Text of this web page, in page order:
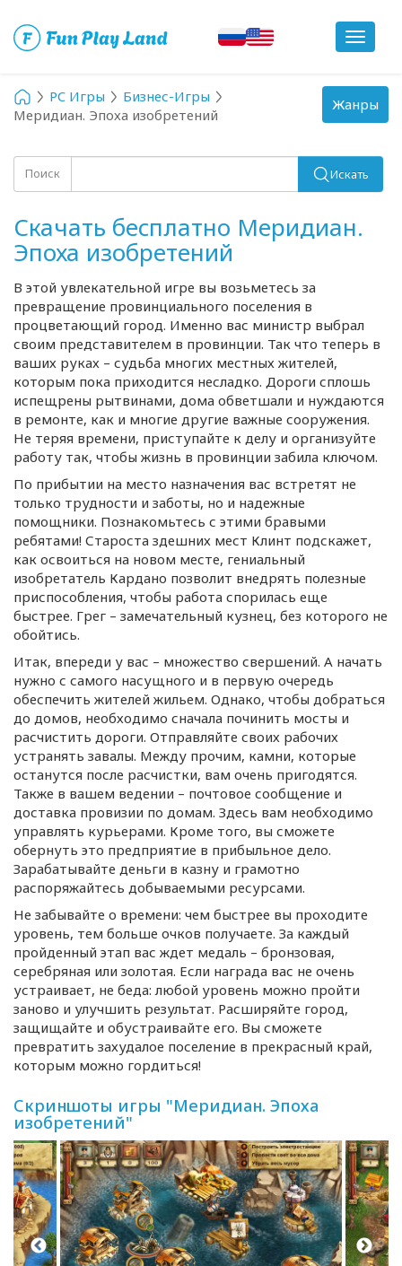
Toggle
PC Игры
Бизнес-Игры
Меридиан. Эпоха изобретений
Поиск Искать
Скачать бесплатно Меридиан.
Эпоха изобретений
В этой увлекательной игре вы возьметесь за
превращение провинциального поселения в
процветающий город. Именно вас министр выбрал
своим представителем в провинции. Так что теперь в
ваших руках – судьба многих местных жителей,
которым пока приходится несладко. Дороги сплошь
испещрены рытвинами, дома обветшали и нуждаются
в ремонте, как и многие другие важные сооружения.
Не теряя времени, приступайте к делу и организуйте
работу так, чтобы жизнь в провинции забила ключом.
По прибытии на место назначения вас встретят не
только трудности и заботы, но и надежные
помощники. Познакомьтесь с этими бравыми
ребятами! Староста здешних мест Клинт подскажет,
как освоиться на новом месте, гениальный
изобретатель Кардано позволит внедрять полезные
приспособления, чтобы работа спорилась еще
быстрее. Грег – замечательный кузнец, без которого не
обойтись.
Итак, впереди у вас – множество свершений. А начать
нужно с самого насущного и в первую очередь
обеспечить жителей жильем. Однако, чтобы добраться
до домов, необходимо сначала починить мосты и
расчистить дороги. Отправляйте своих рабочих
устранять завалы. Между прочим, камни, которые
останутся после расчистки, вам очень пригодятся.
Также в вашем ведении – почтовое сообщение и
доставка провизии по домам. Здесь вам необходимо
управлять курьерами. Кроме того, вы сможете
обернуть это предприятие в прибыльное дело.
Зарабатывайте деньги в казну и грамотно
распоряжайтесь добываемыми ресурсами.
Не забывайте о времени: чем быстрее вы проходите
уровень, тем больше очков получаете. За каждый
пройденный этап вас ждет медаль – бронзовая,
серебряная или золотая. Если награда вас не очень
устраивает, не беда: любой уровень можно пройти
заново и улучшить результат. Расширяйте город,
защищайте и обустраивайте его. Вы сможете
превратить захудалое поселение в прекрасный край,
которым можно гордиться!
Скриншоты игры "Меридиан. Эпоха
изобретений"
Toggle
navigation
Жанры